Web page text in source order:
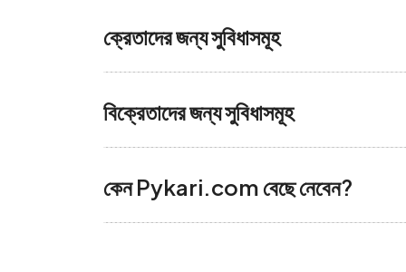
ক্রেতাদের জন্য সুবিধাসমূহ
বিক্রেতাদের জন্য সুবিধাসমূহ
কেন Pykari.com বেছে নেবেন?